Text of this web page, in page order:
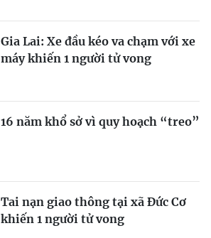
Gia Lai: Xe đầu kéo va chạm với xe
máy khiến 1 người tử vong
16 năm khổ sở vì quy hoạch “treo”
Tai nạn giao thông tại xã Đức Cơ
khiến 1 người tử vong